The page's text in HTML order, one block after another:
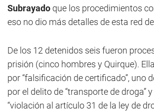
Subrayado que los procedimientos
eso no dio más detalles de esta red
De los 12 detenidos seis fueron
prisión (cinco hombres y Quirque).
por “falsificación de certificado”, uno
por el delito de “transporte de droga”
“violación al artículo 31 de la ley de